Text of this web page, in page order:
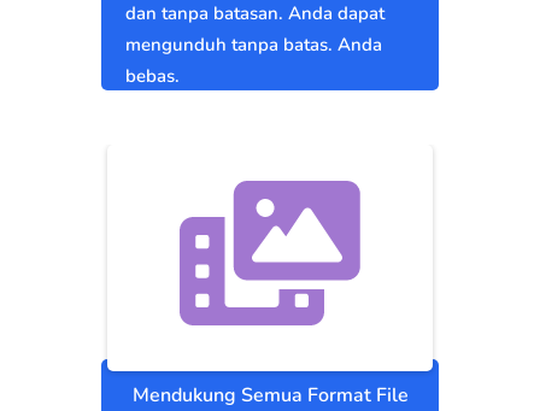
dan tanpa batasan. Anda dapat
mengunduh tanpa batas. Anda
bebas.
Mendukung Semua Format File